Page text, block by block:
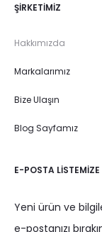
ŞIRKETIMIZ
Hakkımızda
Markalarımız
Bize Ulaşın
Blog Sayfamız
E-POSTA LISTEMIZE
Yeni ürün ve
e-postanızı